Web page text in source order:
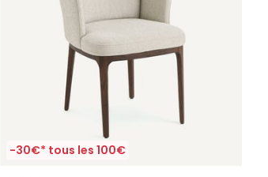
-30€* tous les 100€